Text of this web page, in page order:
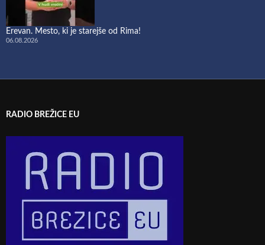
Erevan. Mesto, ki je starejše od Rima!
06.08.2026
RADIO BREŽICE EU